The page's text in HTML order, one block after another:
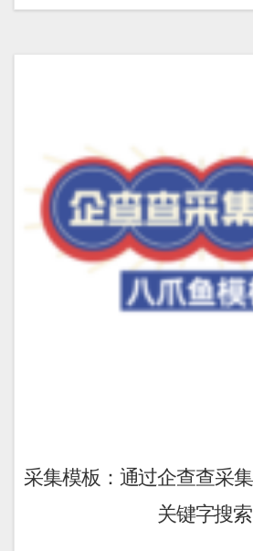
采集模板：通过企查查采
关键字搜索